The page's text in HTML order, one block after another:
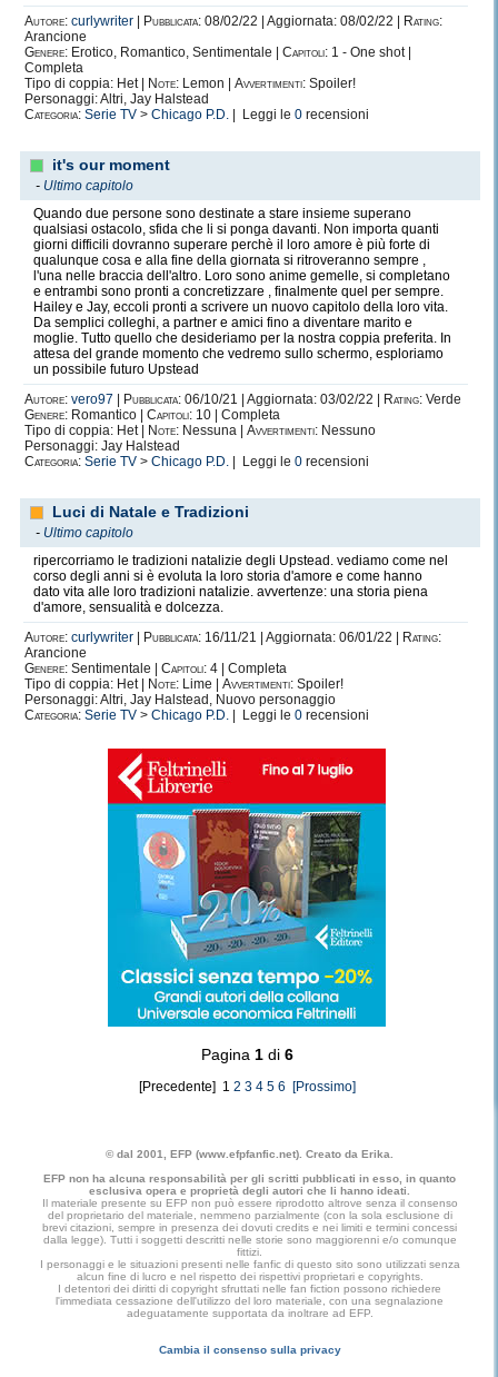
Autore: curlywriter Pubblicata: 08/02/22 | Aggiornata: 08/02/22 |
Rating:
Arancione
Genere: Erotico, Romantico, Sentimentale | Capitoli: 1 - One shot |
Completa
Tipo di coppia: Het |
Note: Lemon | Avvertimenti: Spoiler!
Personaggi: Altri, Jay Halstead
Categoria: Serie TV > Chicago P.D. | Leggi le 0 recensioni
it's our moment
- Ultimo capitolo
Quando due persone sono destinate a stare insieme superano
qualsiasi ostacolo, sfida che li si ponga davanti. Non importa quanti
giorni difficili dovranno superare perchè il loro amore è più forte di
qualunque cosa e alla fine della giornata si ritroveranno sempre ,
l'una nelle braccia dell'altro. Loro sono anime gemelle, si completano
e entrambi sono pronti a concretizzare , finalmente quel per sempre.
Hailey e Jay, eccoli pronti a scrivere un nuovo capitolo della loro vita.
Da semplici colleghi, a partner e amici fino a diventare marito e
moglie. Tutto quello che desideriamo per la nostra coppia preferita. In
attesa del grande momento che vedremo sullo schermo, esploriamo
un possibile futuro Upstead
Autore: vero97 Pubblicata: 06/10/21 | Aggiornata: 03/02/22 | Rating: Verde
Genere: Romantico | Capitoli: 10 | Completa
Tipo di coppia: Het |
Note: Nessuna | Avvertimenti: Nessuno
Personaggi: Jay Halstead
Categoria: Serie TV > Chicago P.D. | Leggi le 0 recensioni
Luci di Natale e Tradizioni
- Ultimo capitolo
ripercorriamo le tradizioni natalizie degli Upstead. vediamo come nel
corso degli anni si è evoluta la loro storia d'amore e come hanno
dato vita alle loro tradizioni natalizie. avvertenze: una storia piena
d'amore, sensualità e dolcezza.
Autore: curlywriter Pubblicata: 16/11/21 | Aggiornata: 06/01/22 |
Rating:
Arancione
Genere: Sentimentale | Capitoli: 4 | Completa
Tipo di coppia: Het |
Note: Lime | Avvertimenti: Spoiler!
Personaggi: Altri, Jay Halstead, Nuovo personaggio
Categoria: Serie TV > Chicago P.D. | Leggi le 0 recensioni
Pagina 1di 6
[Precedente] 1 2 3 4 5 6 [Prossimo]
© dal 2001, EFP (www.efpfanfic.net). Creato da Erika.
EFP non ha alcuna responsabilità per gli scritti pubblicati in esso, in quanto
esclusiva opera e proprietà degli autori che li hanno ideati.
Il materiale presente su EFP non può essere riprodotto altrove senza il consenso
del proprietario del materiale, nemmeno parzialmente (con la sola esclusione di
brevi citazioni, sempre in presenza dei dovuti credits e nei limiti e termini concessi
dalla legge). Tutti i soggetti descritti nelle storie sono maggiorenni e/o comunque
fittizi.
I personaggi e le situazioni presenti nelle fanfic di questo sito sono utilizzati senza
alcun fine di lucro e nel rispetto dei rispettivi proprietari e copyrights.
I detentori dei diritti di copyright sfruttati nelle fan fiction possono richiedere
l'immediata cessazione dell'utilizzo del loro materiale, con una segnalazione
adeguatamente supportata da inoltrare ad EFP.
Cambia il consenso sulla privacy